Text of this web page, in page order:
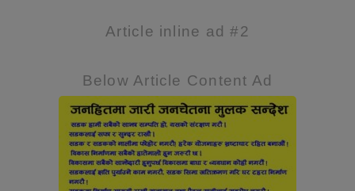
Article inline ad #2
Below Article Content Ad